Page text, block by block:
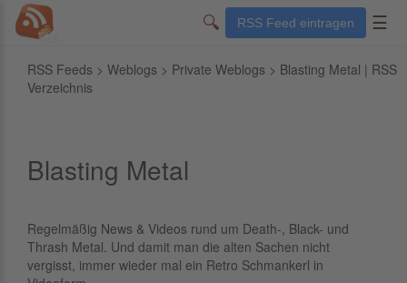
🔍 RSS Feed eintragen ☰
RSS Feeds > Weblogs > Private Weblogs > Blasting Metal | RSS
Verzeichnis
Blasting Metal
Regelmäßig News & Videos rund um Death-, Black- und
Thrash Metal. Und damit man die alten Sachen nicht
vergisst, immer wieder mal ein Retro Schmankerl in